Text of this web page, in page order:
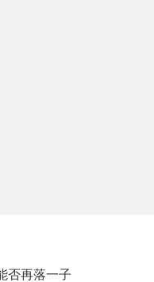
否再落一子